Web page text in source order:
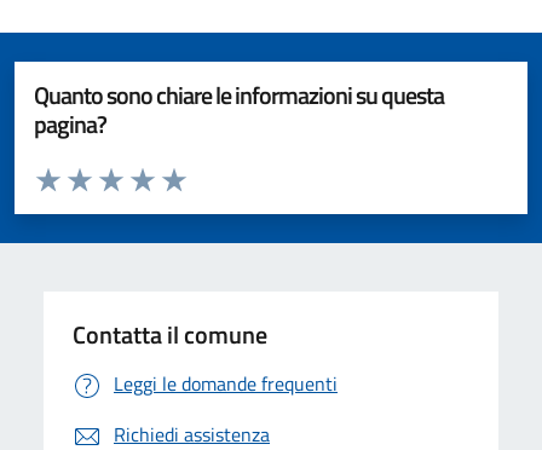
Quanto sono chiare le informazioni su questa
pagina?
Valuta da 1 a 5 stelle la pagina
Valuta 5 stelle su 5
Valuta 4 stelle su 5
Valuta 3 stelle su 5
Valuta 2 stelle su 5
Valuta 1 stelle su 5
Contatta il comune
Leggi le domande frequenti
Richiedi assistenza